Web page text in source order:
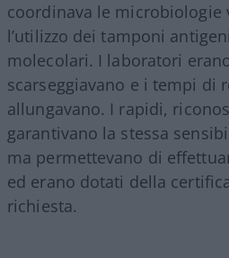
coordinava le microbiologie
l’utilizzo dei tamponi
molecolari. I laboratori
scarseggiavano e i tempi di
allungavano. I rapidi,
garantivano la stessa
ma permettevano di
ed erano dotati della
richiesta.